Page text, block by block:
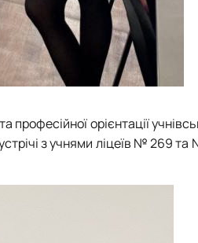
орієнтації
з учнями ліцеїв № 269